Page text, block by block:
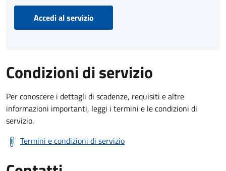
Accedi al servizio
Condizioni di servizio
Per conoscere i dettagli di scadenze, requisiti e altre
informazioni importanti, leggi i termini e le condizioni di
servizio.
Termini e condizioni di servizio